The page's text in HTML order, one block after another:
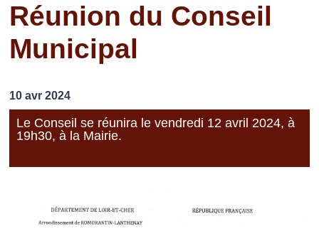
La mairie
Découvrir Pierrefitte
Vos professionnels
Loisirs
Réunion du Conseil
Municipal
10 avr 2024
Le Conseil se réunira le vendredi 12 avril 2024, à
19h30, à la Mairie.